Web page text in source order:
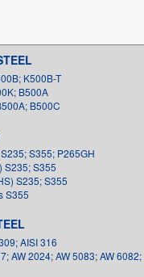
K500B-T
B500A
B500C
S355; P265GH
S235; S355
S235; S355
S355
AISI 316
AW 2024; AW 5083; AW 6082;